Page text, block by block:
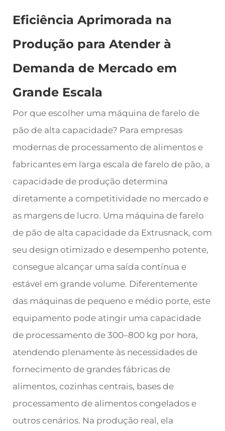
Eficiência Aprimorada na
Produção para Atender à
Demanda de Mercado em
Grande Escala
Por que escolher uma máquina de farelo de
pão de alta capacidade? Para empresas
modernas de processamento de alimentos e
fabricantes em larga escala de farelo de pão, a
capacidade de produção determina
diretamente a competitividade no mercado e
as margens de lucro. Uma máquina de farelo
de pão de alta capacidade da Extrusnack, com
seu design otimizado e desempenho potente,
consegue alcançar uma saída contínua e
estável em grande volume. Diferentemente
das máquinas de pequeno e médio porte, este
equipamento pode atingir uma capacidade
de processamento de 300–800 kg por hora,
atendendo plenamente às necessidades de
fornecimento de grandes fábricas de
alimentos, cozinhas centrais, bases de
processamento de alimentos congelados e
outros cenários. Na produção real, ela